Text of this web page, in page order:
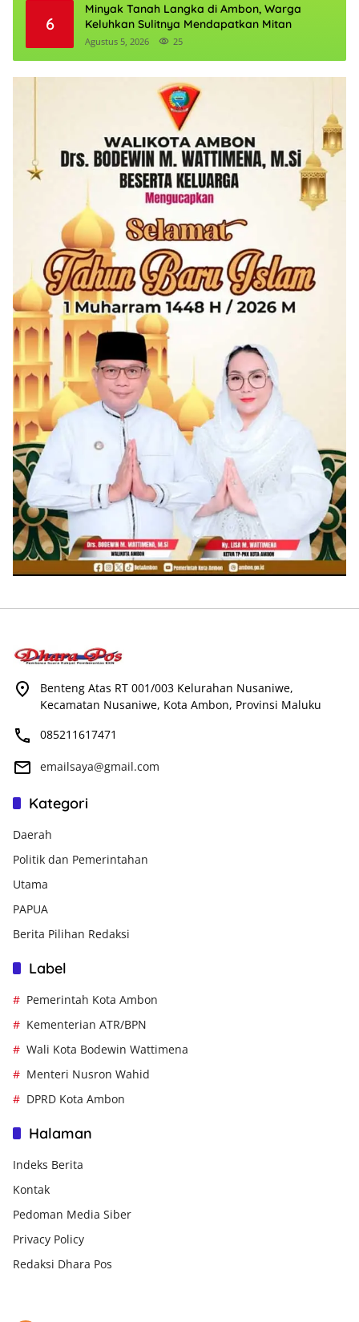
6
Minyak Tanah Langka di Ambon, Warga
Keluhkan Sulitnya Mendapatkan Mitan
Agustus 5, 2026 25
Benteng Atas RT 001/003 Kelurahan Nusaniwe,
Kecamatan Nusaniwe, Kota Ambon, Provinsi Maluku
085211617471
emailsaya@gmail.com
Kategori
Daerah
Politik dan Pemerintahan
Utama
PAPUA
Berita Pilihan Redaksi
Label
Pemerintah Kota Ambon
Kementerian ATR/BPN
Wali Kota Bodewin Wattimena
Menteri Nusron Wahid
DPRD Kota Ambon
Halaman
Indeks Berita
Kontak
Pedoman Media Siber
Privacy Policy
Redaksi Dhara Pos